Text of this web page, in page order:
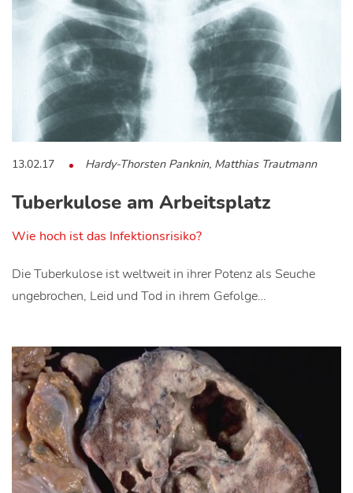
13.02.17 Hardy-Thorsten Panknin, Matthias Trautmann
Tuberkulose am Arbeitsplatz
Wie hoch ist das Infektionsrisiko?
Die Tuberkulose ist weltweit in ihrer Potenz als Seuche
ungebrochen, Leid und Tod in ihrem Gefolge…